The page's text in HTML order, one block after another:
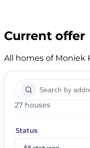
Current offer
All homes of Moniek
27 houses
Status